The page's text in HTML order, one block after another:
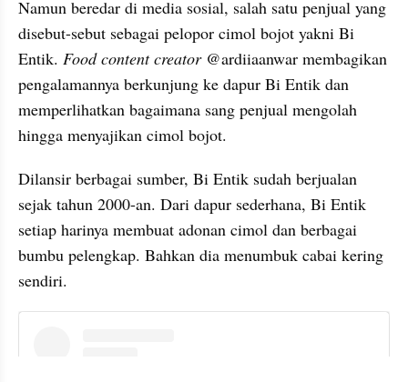
Namun beredar di media sosial, salah satu penjual yang
disebut-sebut sebagai pelopor cimol bojot yakni Bi
Entik. Food content creator @ardiiaanwar membagikan
pengalamannya berkunjung ke dapur Bi Entik dan
memperlihatkan bagaimana sang penjual mengolah
hingga menyajikan cimol bojot.
Dilansir berbagai sumber, Bi Entik sudah berjualan
sejak tahun 2000-an. Dari dapur sederhana, Bi Entik
setiap harinya membuat adonan cimol dan berbagai
bumbu pelengkap. Bahkan dia menumbuk cabai kering
sendiri.